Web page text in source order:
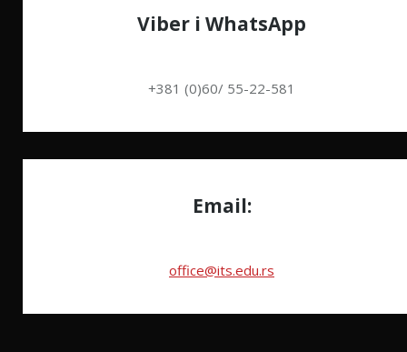
Viber i WhatsApp
+381 (0)60/ 55-22-581
Email:
office@its.edu.rs